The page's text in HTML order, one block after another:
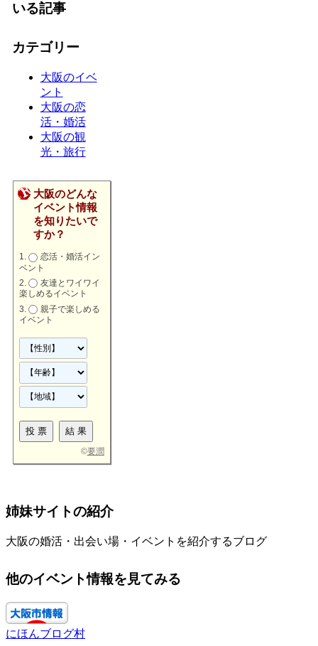
いる記事
カテゴリー
大阪のイベ
ント
大阪の恋
活・婚活
大阪の観
光・旅行
大阪のどんな
イベント情報
を知りたいで
すか？
恋活・婚活イン
ベント
友達とワイワイ
楽しめるイベント
親子で楽しめる
イベント
©要潤
姉妹サイトの紹介
大阪の婚活・出会い場・イベントを紹介するブログ
他のイベント情報を見てみる
にほんブログ村